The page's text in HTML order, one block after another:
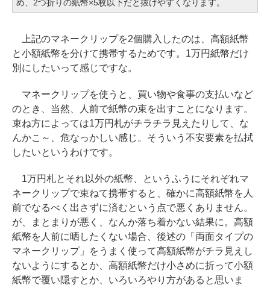
め、2つ折りの紙幣×5枚以下だと抜けやすくなります。
上記のマネークリップを2個購入したのは、高額紙幣
と小額紙幣を分けて携帯するためです。1万円紙幣だけ
別にしたいって感じですな。
マネークリップを使うと、買い物や食事の支払いなど
のとき、当然、人前で紙幣の束を出すことになります。
束ね方によっては1万円札がチラチラ見えたりして、な
んかこ～、危なっかしい感じ。そういう不安要素を払拭
したいというわけです。
1万円札とそれ以外の紙幣、というふうにそれぞれマ
ネークリップで束ねて携帯すると、確かに高額紙幣を人
前でなるべく出さずに済むという点で悪くありません。
が、まとまりが悪く、なんか落ち着かない結果に。高額
紙幣を人前に晒したくない場合、後述の「両面タイプの
マネークリップ」をうまく使って高額紙幣がチラ見えし
ないようにするとか、高額紙幣だけ小さめに折って小額
紙幣で覆い隠すとか、いろいろやり方があると思いま